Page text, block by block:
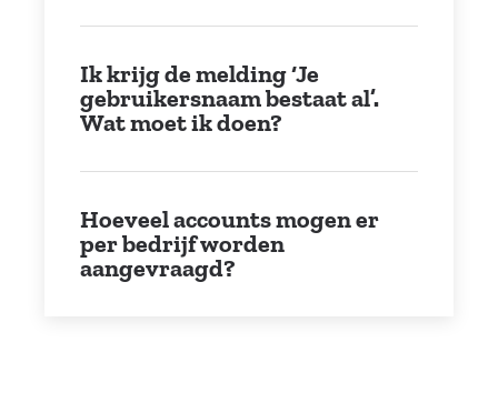
Ik krijg de melding ‘Je
gebruikersnaam bestaat al’.
Wat moet ik doen?
Hoeveel accounts mogen er
per bedrijf worden
aangevraagd?